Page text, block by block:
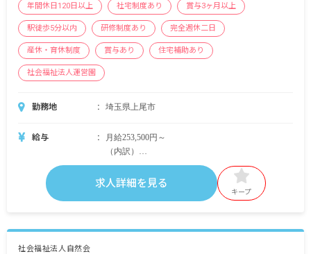
年間休日120日以上 社宅制度あり 賞与3ヶ月以上
駅徒歩5分以内 研修制度あり 完全週休二日
産休・育休制度 賞与あり 住宅補助あり
社会福祉法人運営園
勤務地 埼玉県上尾市
給与
月給253,500円～
（内訳）
基本給200,000円
資格手当10,000円
求人詳細を見る
キープ
社会福祉法人自然会